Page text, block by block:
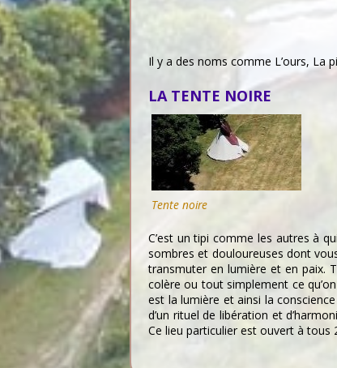
Il y a des noms comme L’ours, La
LA TENTE NOIRE
Tente noire
C’est un tipi comme les autres à
sombres et douloureuses dont
transmuter en lumière et en paix.
colère ou tout simplement ce
est la lumière et ainsi la
d’un rituel de libération et
Ce lieu particulier est ouvert à tous